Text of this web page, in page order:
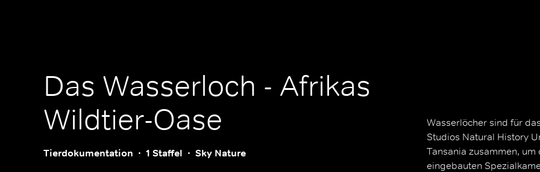
Das Wasserloch - Afrikas
Wildtier-Oase
Tierdokumentation 1 Staffel Sky Nature
Wasserlöcher sind für
Studios Natural History
Tansania zusammen,
eingebauten